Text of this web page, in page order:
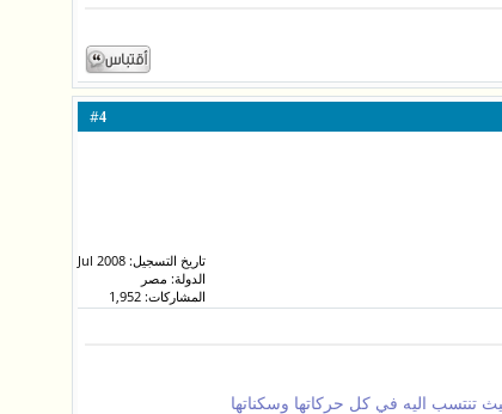
4
تاريخ التسجيل: Jul 2008
الدولة: مصر
المشاركات: 1,952
تنتسب اليه في كل حركاتها وسكناتها